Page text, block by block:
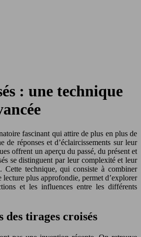
: une technique
fascinant qui attire de plus en plus de
de réponses et d’éclaircissements sur leur
offrent un aperçu du passé, du présent et
se distinguent par leur complexité et leur
Cette technique, qui consiste à combiner
lecture plus approfondie, permet d’explorer
et les influences entre les différents
des tirages croisés